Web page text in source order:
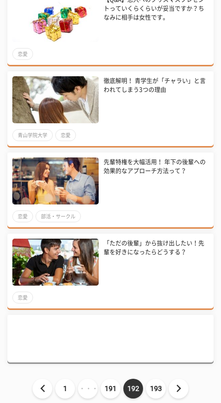
トっていくらくらいが妥当ですか？ち
なみに相手は女性です。
恋愛
徹底解明！ 青学生が「チャラい」と言
われてしまう3つの理由
青山学院大学 恋愛
先輩特権を大幅活用！ 年下の後輩への
効果的なアプローチ方法って？
恋愛 部活・サークル
「ただの後輩」から抜け出したい！先
輩を好きになったらどうする？
恋愛
1 ・・・ 191 192 193